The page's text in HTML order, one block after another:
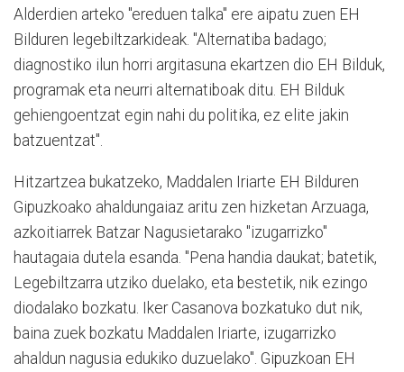
Alderdien arteko "ereduen talka" ere aipatu zuen EH
Bilduren legebiltzarkideak. "Alternatiba badago;
diagnostiko ilun horri argitasuna ekartzen dio EH Bilduk,
programak eta neurri alternatiboak ditu. EH Bilduk
gehiengoentzat egin nahi du politika, ez elite jakin
batzuentzat".
Hitzartzea bukatzeko, Maddalen Iriarte EH Bilduren
Gipuzkoako ahaldungaiaz aritu zen hizketan Arzuaga,
azkoitiarrek Batzar Nagusietarako "izugarrizko"
hautagaia dutela esanda. "Pena handia daukat; batetik,
Legebiltzarra utziko duelako, eta bestetik, nik ezingo
diodalako bozkatu. Iker Casanova bozkatuko dut nik,
baina zuek bozkatu Maddalen Iriarte, izugarrizko
ahaldun nagusia edukiko duzuelako". Gipuzkoan EH